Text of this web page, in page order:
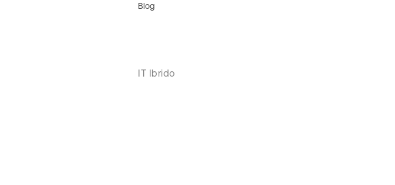
Blog
IT Ibrido